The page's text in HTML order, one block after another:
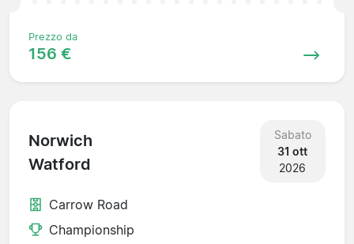
Prezzo da
156 €
Norwich
Watford
Sabato
31 ott
2026
Carrow Road
Championship